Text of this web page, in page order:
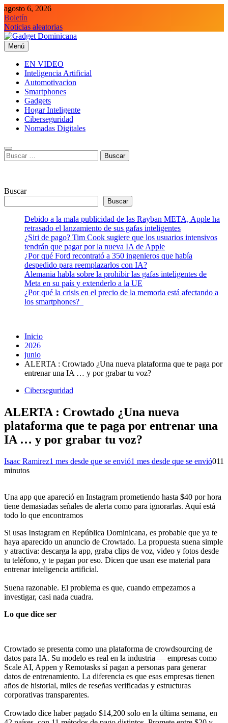
Saltar
al
contenido
agosto 6, 2026
Boletín
Noticias aleatorias
Gadget Dominicana
Gadgets y Tecnología de consumo
Menú
EN VIDEO
Inteligencia Artificial
Automotivacion
Smartphones
Gadgets
Hogar Inteligente
Ciberseguridad
Nomadas Digitales
Buscar:
Buscar
Buscar
Debido a la mala publicidad de las Rayban META, Apple ha
retrasado el lanzamiento de sus gafas inteligentes
¿Siri de pago? Tim Cook sugiere que los usuarios intensivos
tendrán que pagar por la nueva IA de Apple
¿Por qué Ford recontrató a 350 ingenieros que había
despedido para reemplazarlos con IA?
Alemania habla sobre la prohibir las gafas inteligentes de
Meta en su país y extenderlo a la UE
¿Por qué la crisis en el precio de la memoria está afectando a
los smartphones?
Inicio
2026
junio
ALERTA : Crowtado ¿Una nueva plataforma que te paga por
entrenar una IA … y por grabar tu voz?
Ciberseguridad
ALERTA : Crowtado ¿Una nueva
plataforma que te paga por entrenar una
IA … y por grabar tu voz?
Isaac Ramirez1 mes desde que se envió1 mes desde que se envió011
minutos
Una app que apareció en Instagram prometiendo hasta $40 por hora
tiene demasiadas señales de alerta como para ignorarlas. Aquí está
todo lo que encontramos
Si usas Instagram en República Dominicana, es probable que ya te
haya aparecido un anuncio de Crowtado. La propuesta suena simple
y atractiva: descarga la app, graba clips de voz, video y fotos desde
tu teléfono, y te pagan por eso. Dicen que usan ese material para
entrenar inteligencia artificial.
Suena razonable. El problema es que, cuando empezamos a
investigar, casi nada cuadra.
Lo que dice ser
Crowtado se presenta como una plataforma de crowdsourcing de
datos para IA. Su modelo es real en la industria — empresas como
Scale AI, Appen y Remotasks sí pagan a personas para generar
datos de entrenamiento. La diferencia es que esas empresas tienen
años de historial, miles de reseñas verificadas y estructuras
corporativas transparentes.
Crowtado dice haber pagado $14,200 solo en la última semana, en